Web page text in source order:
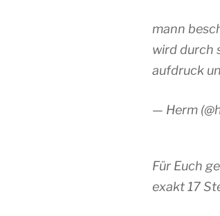
mann
wird durch
aufdruck
— Herm
Für Euch
exakt 17